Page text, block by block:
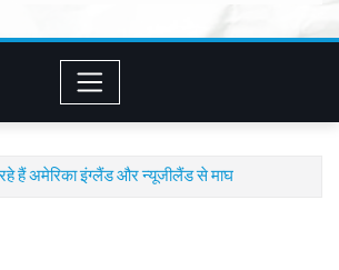
हैं अमेरिका इंग्लैंड और न्यूजीलैंड से माघ